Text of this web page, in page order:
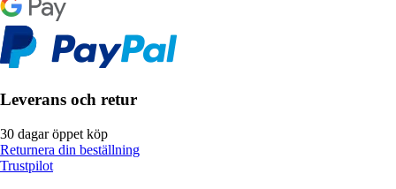
Leverans och retur
30 dagar öppet köp
Returnera din beställning
Trustpilot